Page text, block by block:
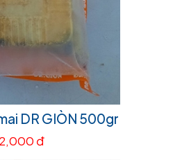
DR GIÒN 500gr
đ